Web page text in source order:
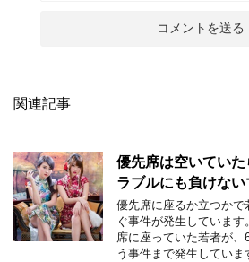
関連記事
優先席は空いてい
ラブルにも負けない
優先席に座るか立つか
ぐ事件が発生していま
席に座っていた若者が
う事件まで発生してい